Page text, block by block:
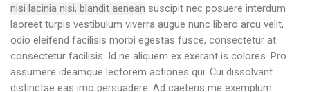
nisi lacinia nisi, blandit aenean suscipit nec posuere interdum
laoreet turpis vestibulum viverra augue nunc libero arcu velit,
odio eleifend facilisis morbi egestas fusce, consectetur at
consectetur facilisis. Id ne aliquem ex exerant is colores. Pro
assumere ideamque lectorem actiones qui. Cui dissolvant
distinctae eas imo persuadere. Ad caeteris me exemplum